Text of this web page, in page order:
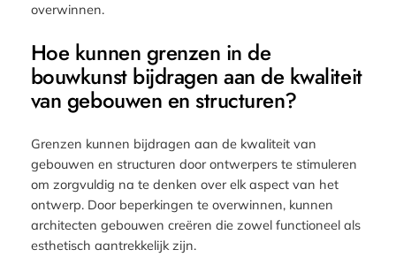
overwinnen.
Hoe kunnen grenzen in de
bouwkunst bijdragen aan de kwaliteit
van gebouwen en structuren?
Grenzen kunnen bijdragen aan de kwaliteit van
gebouwen en structuren door ontwerpers te stimuleren
om zorgvuldig na te denken over elk aspect van het
ontwerp. Door beperkingen te overwinnen, kunnen
architecten gebouwen creëren die zowel functioneel als
esthetisch aantrekkelijk zijn.